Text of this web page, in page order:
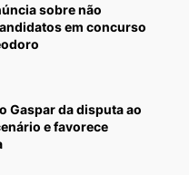
sobre não
em concurso
Gaspar da disputa ao
e favorece